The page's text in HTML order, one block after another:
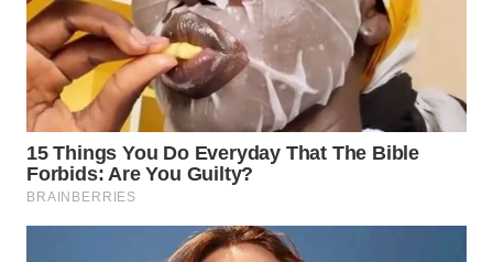
WN
SULSEL
WN
GORONTALO
WN
SULUT